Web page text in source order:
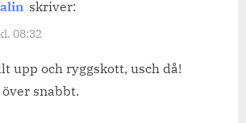
skriver:
08:32
upp och ryggskott, usch då!
snabbt.